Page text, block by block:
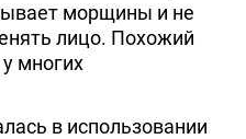
морщины и не
лицо. Похожий
многих
в использовании